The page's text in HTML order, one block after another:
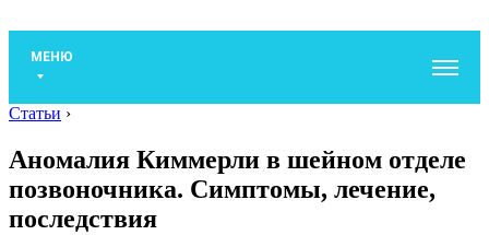
МЕНЮ
Статьи ›
Аномалия Киммерли в шейном отделе
позвоночника. Симптомы, лечение,
последствия